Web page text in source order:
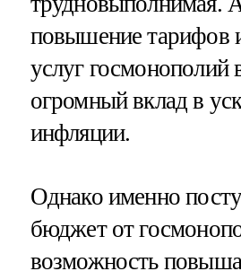
повышение тарифов
услуг госмонополий
огромный вклад в
инфляции.
Однако именно
бюджет от
возможность